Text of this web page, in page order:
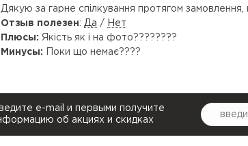
Дякую за гарне спілкування протягом
Отзыв полезен: Да /
Нет
Плюсы: Якість як і на фото????????
Минусы: Поки що немає????
e-mail и первыми получите
об акциях и скидках